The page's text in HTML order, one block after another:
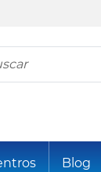
tu neumático
Blog